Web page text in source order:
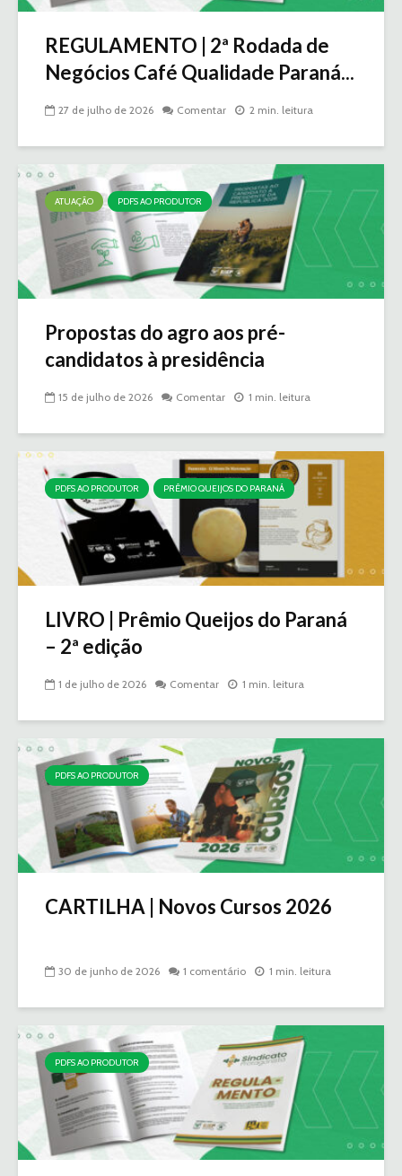
REGULAMENTO | 2ª Rodada de
Negócios Café Qualidade Paraná...
27 de julho de 2026 Comentar 2 min. leitura
ATUAÇÃO PDFS AO PRODUTOR
Propostas do agro aos pré-
candidatos à presidência
15 de julho de 2026 Comentar 1 min. leitura
PDFS AO PRODUTOR PRÊMIO QUEIJOS DO PARANÁ
LIVRO | Prêmio Queijos do Paraná
– 2ª edição
1 de julho de 2026 Comentar 1 min. leitura
PDFS AO PRODUTOR
CARTILHA | Novos Cursos 2026
30 de junho de 2026 1 comentário 1 min. leitura
PDFS AO PRODUTOR